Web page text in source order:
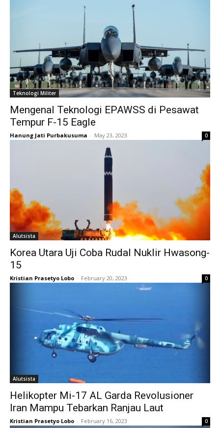
Teknologi Militer
Mengenal Teknologi EPAWSS di Pesawat
Tempur F-15 Eagle
Hanung Jati Purbakusuma - May 23, 2023 0
Alutsista
Korea Utara Uji Coba Rudal Nuklir Hwasong-
15
Kristian Prasetyo Lobo - February 20, 2023 0
Alutsista
Helikopter Mi-17 AL Garda Revolusioner
Iran Mampu Tebarkan Ranjau Laut
Kristian Prasetyo Lobo - February 16, 2023 0